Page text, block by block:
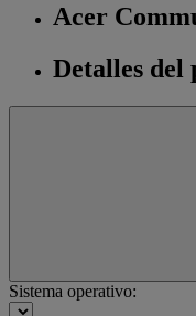
Acer
Detalles del
Sistema operativo: